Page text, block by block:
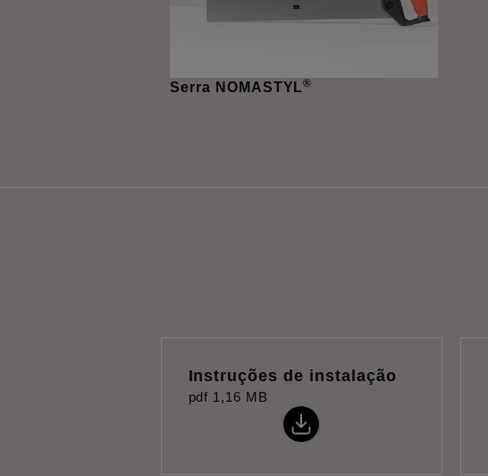
Serra NOMASTYL®
Instruções de instalação
pdf 1,16 MB